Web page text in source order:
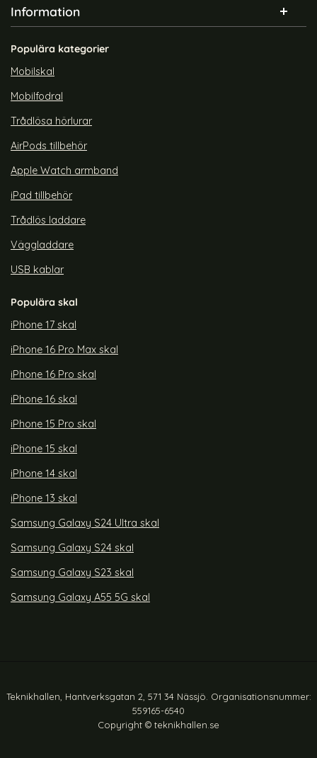
Information
Populära kategorier
Mobilskal
Mobilfodral
Trådlösa hörlurar
AirPods tillbehör
Apple Watch armband
iPad tillbehör
Trådlös laddare
Väggladdare
USB kablar
Populära skal
iPhone 17 skal
iPhone 16 Pro Max skal
iPhone 16 Pro skal
iPhone 16 skal
iPhone 15 Pro skal
iPhone 15 skal
iPhone 14 skal
iPhone 13 skal
Samsung Galaxy S24 Ultra skal
Samsung Galaxy S24 skal
Samsung Galaxy S23 skal
Samsung Galaxy A55 5G skal
Teknikhallen, Hantverksgatan 2, 571 34 Nässjö. Organisationsnummer:
559165-6540
Copyright © teknikhallen.se